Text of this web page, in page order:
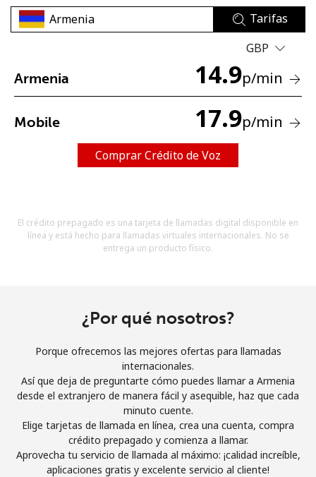
No se ha creado una contraseña
Un número
Mantente en contacto para recibir nuestras mejores
¡Hola!
Inicia sesión oREGÍSTRATE →
Tarifas
GBP
Armenia 14.9p/min
Mobile 17.9p/min
Comprar Crédito de Voz
El crédito prepagado es una tarjeta de llamadas digital disponible en
línea y está hecho para llamadas virtuales internacionales. No se
entrega un producto físico.
¿Por qué nosotros?
Porque ofrecemos las mejores ofertas para llamadas
internacionales.
Así que deja de preguntarte cómo puedes llamar a Armenia
desde el extranjero de manera fácil y asequible, haz que cada
minuto cuente.
Elige tarjetas de llamada en línea, crea una cuenta, compra
crédito prepagado y comienza a llamar.
Aprovecha tu servicio de llamada al máximo: ¡calidad increíble,
aplicaciones gratis y excelente servicio al cliente!